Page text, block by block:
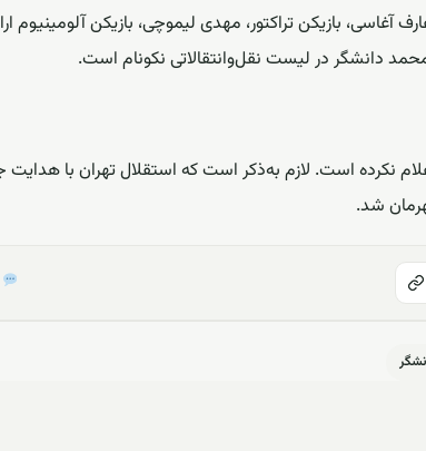
بازیکن تراکتور، مهدی لیموچی، بازیکن آلومینیوم
دانشگر در لیست نقل‌وانتقالاتی نکونام است.
نکرده است. لازم به‌ذکر است که استقلال تهران با هدایت
شد.